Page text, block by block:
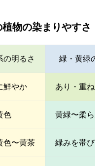
物の染まりやすさ
の明るさ 緑・黄緑の
鮮やか あり・重ね染
色 黄緑〜柔らか
色〜黄茶 緑みを帯びた